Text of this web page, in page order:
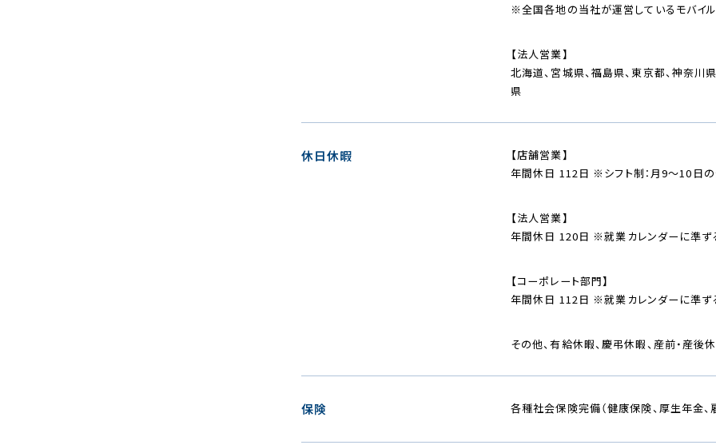
※全国各地の当社が運営しているモバイル
【法人営業】
北海道、宮城県、福島県、東京都、神奈川
県
休日休暇
【店舗営業】
年間休日 112日 ※シフト制：月9～10日
【法人営業】
年間休日 120日 ※就業カレンダーに準ず
【コーポレート部門】
年間休日 112日 ※就業カレンダーに準ず
その他、有給休暇、慶弔休暇、産前・産後
保険 各種社会保険完備（健康保険、厚生年金、